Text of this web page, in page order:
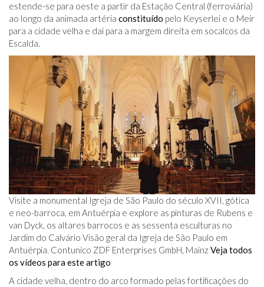
estende-se para oeste a partir da Estação Central (ferroviária)
ao longo da animada artéria constituído pelo Keyserlei e o Meir
para a cidade velha e daí para a margem direita em socalcos da
Escalda.
Visite a monumental Igreja de São Paulo do século XVII, gótica
e neo-barroca, em Antuérpia e explore as pinturas de Rubens e
van Dyck, os altares barrocos e as sessenta esculturas no
Jardim do Calvário Visão geral da Igreja de São Paulo em
Antuérpia. Contunico ZDF Enterprises GmbH, Mainz Veja todos
os vídeos para este artigo
A cidade velha, dentro do arco formado pelas fortificações do